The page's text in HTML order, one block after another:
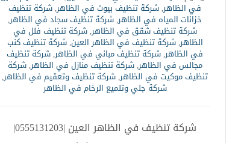
في الظاهر,شركة تنظيف بيوت في الظاهر,شركة تنظيف
خزانات المياه في الظاهر,شركة تنظيف سجاد في الظاهر,
شركة تنظيف شقق في الظاهر,شركة تنظيف فلل في
الظاهر,شركة تنظيف في الظاهر العين,شركة تنظيف كنب
في الظاهر,شركة تنظيف مباني في الظاهر,شركة تنظيف
مجالس في الظاهر,شركة تنظيف منازل في الظاهر,شركة
تنظيف موكيت في الظاهر,شركة تنظيف وتعقيم في الظاهر,
شركة جلي وتلميع الرخام في الظاهر
شركة تنظيف في الظاهر العين |0555131203|